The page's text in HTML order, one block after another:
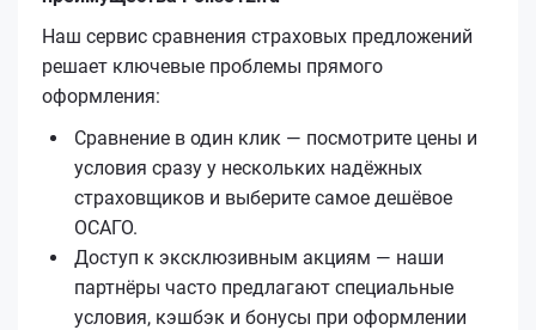
Наш сервис сравнения страховых предложений
решает ключевые проблемы прямого
оформления:
Сравнение в один клик — посмотрите цены и
условия сразу у нескольких надёжных
страховщиков и выберите самое дешёвое
ОСАГО.
Доступ к эксклюзивным акциям — наши
партнёры часто предлагают специальные
условия, кэшбэк и бонусы при оформлении